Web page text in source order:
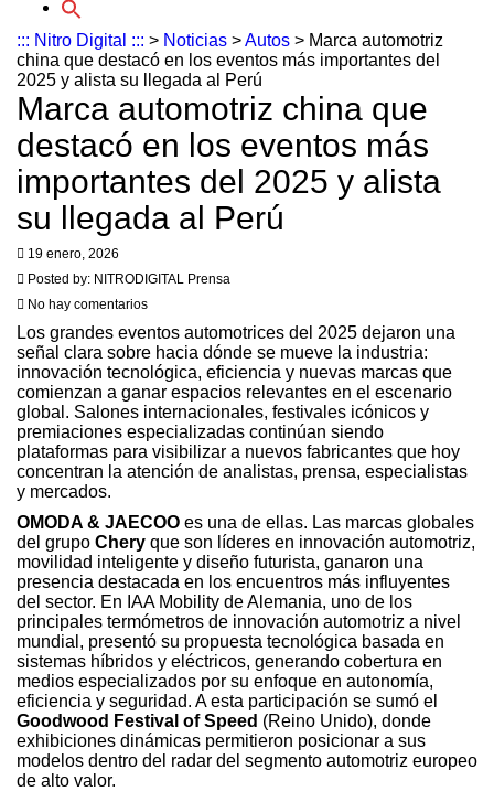
Search
::: Nitro Digital ::: > Noticias >Autos > Marca automotriz
china que destacó en los eventos más importantes del
2025 y alista su llegada al Perú
Marca automotriz china que
destacó en los eventos más
importantes del 2025 y alista
su llegada al Perú
19 enero, 2026
Posted by: NITRODIGITAL Prensa
No hay comentarios
Los grandes eventos automotrices del 2025 dejaron una
señal clara sobre hacia dónde se mueve la industria:
innovación tecnológica, eficiencia y nuevas marcas que
comienzan a ganar espacios relevantes en el escenario
global. Salones internacionales, festivales icónicos y
premiaciones especializadas continúan siendo
plataformas para visibilizar a nuevos fabricantes que hoy
concentran la atención de analistas, prensa, especialistas
y mercados.
OMODA & JAECOO es una de ellas. Las marcas globales
del grupo Chery que son líderes en innovación automotriz,
movilidad inteligente y diseño futurista, ganaron una
presencia destacada en los encuentros más influyentes
del sector. En IAA Mobility de Alemania, uno de los
principales termómetros de innovación automotriz a nivel
mundial, presentó su propuesta tecnológica basada en
sistemas híbridos y eléctricos, generando cobertura en
medios especializados por su enfoque en autonomía,
eficiencia y seguridad. A esta participación se sumó el
Goodwood Festival of Speed (Reino Unido), donde
exhibiciones dinámicas permitieron posicionar a sus
modelos dentro del radar del segmento automotriz europeo
de alto valor.